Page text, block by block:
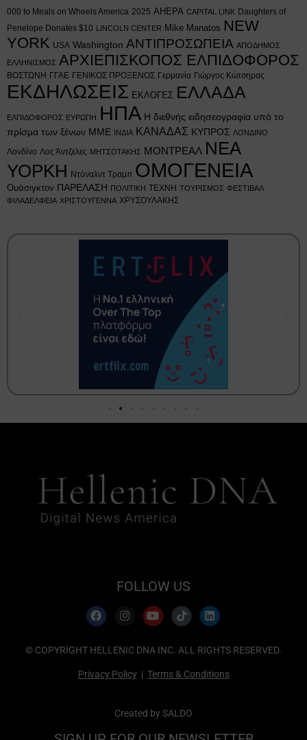
000 to Meals on Wheels America 2025 AHEPA CAPITAL LINK Daughters of
Penelope Donates $10 LINCOLN CENTER Mike Manatos NEW
YORK USA Washington ΑΝΤΙΠΡΟΣΩΠΕΙΑ ΑΠΟΔΗΜΟΣ
ΕΛΛΗΝΙΣΜΟΣ ΑΡΧΙΕΠΙΣΚΟΠΟΣ ΕΛΠΙΔΟΦΟΡΟΣ
ΒΟΣΤΩΝΗ ΓΓΑΕ ΓΕΝΙΚΟΣ ΠΡΟΞΕΝΟΣ Γερμανία Γιώργος Κώτσηρας
ΕΚΔΗΛΩΣΕΙΣ ΕΚΛΟΓΕΣ ΕΛΛΑΔΑ
ΕΛΠΙΔΟΦΟΡΟΣ ΕΥΡΩΠΗ ΗΠΑ Η διεθνής ειδησεογραφία υπό το
πρίσμα των ξένων ΜΜΕ ΙΝΔΙΑ ΚΑΝΑΔΑΣ ΚΥΠΡΟΣ ΛΟΝΔΙΝΟ
Λονδίνο Λος Άντζελες ΜΗΤΣΟΤΑΚΗΣ ΜΟΝΤΡΕΑΛ ΝΕΑ
ΥΟΡΚΗ Ντόναλντ Τραμπ ΟΜΟΓΕΝΕΙΑ
Ουάσιγκτον ΠΑΡΕΛΑΣΗ ΠΟΛΙΤΙΚΗ ΤΕΧΝΗ ΤΟΥΡΙΣΜΟΣ ΦΕΣΤΙΒΑΛ
ΦΙΛΑΔΕΛΦΕΙΑ ΧΡΙΣΤΟΥΓΕΝΝΑ ΧΡΥΣΟΥΛΑΚΗΣ
FOLLOW US
© COPYRIGHT HELLENIC DNA INC. ALL RIGHTS RESERVED.
Privacy Policy | Terms & Conditions
Created by SALDO